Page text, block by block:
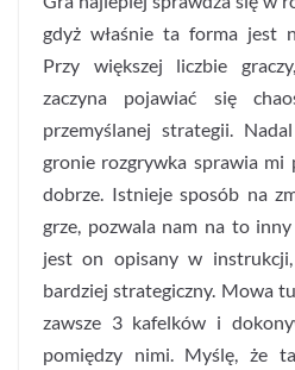
gdyż właśnie ta forma jest
Przy większej liczbie
zaczyna pojawiać się
przemyślanej strategii.
gronie rozgrywka sprawia mi
dobrze. Istnieje sposób na
grze, pozwala nam na to
jest on opisany w
bardziej strategiczny. Mowa
zawsze 3 kafelków i
pomiędzy nimi. Myślę, że